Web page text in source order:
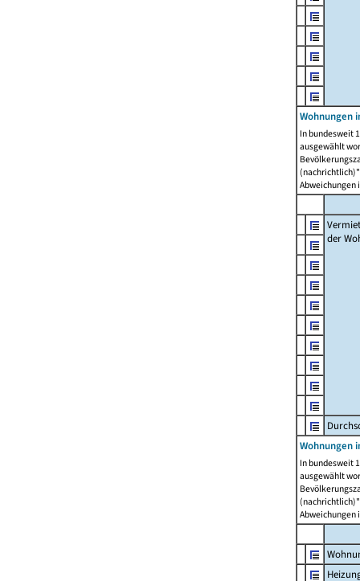
Wohnungen
In bundesweit
ausgewählt
Abweichungen
der
Wohnungen
In bundesweit
ausgewählt
Abweichungen